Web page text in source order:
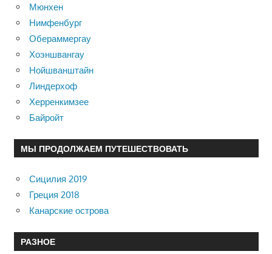
Мюнхен
Нимфенбург
Обераммергау
Хоэншвангау
Нойшванштайн
Линдерхоф
Херренкимзее
Байройт
МЫ ПРОДОЛЖАЕМ ПУТЕШЕСТВОВАТЬ
Сицилия 2019
Греция 2018
Канарские острова
РАЗНОЕ